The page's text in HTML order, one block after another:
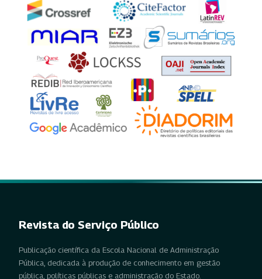
Revista do Serviço Público
Publicação científica da Escola Nacional de Administração
Pública, dedicada à produção de conhecimento em gestão
pública, políticas públicas e administração do Estado.